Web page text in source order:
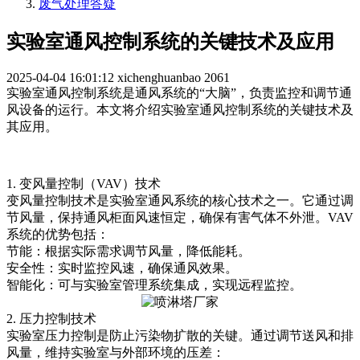
废气处理答疑
实验室通风控制系统的关键技术及应用
2025-04-04 16:01:12 xichenghuanbao 2061
实验室通风控制系统是通风系统的“大脑”，负责监控和调节通
风设备的运行。本文将介绍实验室通风控制系统的关键技术及
其应用。
1. 变风量控制（VAV）技术
变风量控制技术是实验室通风系统的核心技术之一。它通过调
节风量，保持通风柜面风速恒定，确保有害气体不外泄。VAV
系统的优势包括：
节能：根据实际需求调节风量，降低能耗。
安全性：实时监控风速，确保通风效果。
智能化：可与实验室管理系统集成，实现远程监控。
2. 压力控制技术
实验室压力控制是防止污染物扩散的关键。通过调节送风和排
风量，维持实验室与外部环境的压差：